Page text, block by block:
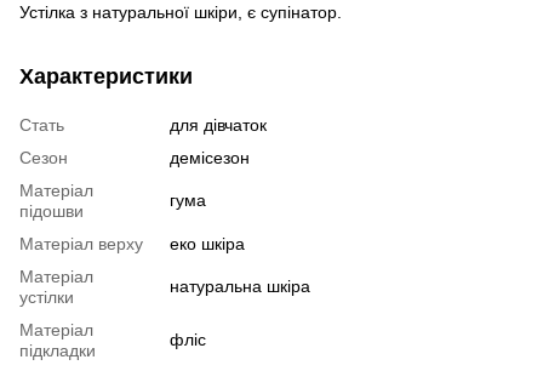
Устілка з натуральної шкіри, є супінатор.
Характеристики
Стать
для дівчаток
Сезон
демісезон
Матеріал
підошви
гума
Матеріал верху
еко шкіра
Матеріал
устілки
натуральна шкіра
Матеріал
підкладки
фліс